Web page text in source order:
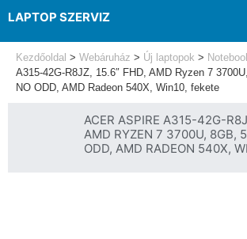
ELFELEJTETT JELSZÓ
LAPTOP SZERVIZ
Kezdőoldal > Webáruház > Új laptopok >
A315-42G-R8JZ, 15.6″ FHD, AMD Ryzen 7
NO ODD, AMD Radeon 540X, Win10, fekete
ACER ASPIRE A315-42G-
AMD RYZEN 7 3700U, 8GB,
ODD, AMD RADEON 540X,